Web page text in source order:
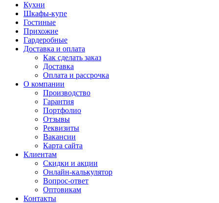
Кухни
Шкафы-купе
Гостиные
Прихожие
Гардеробные
Доставка и оплата
Как сделать заказ
Доставка
Оплата и рассрочка
О компании
Производство
Гарантия
Портфолио
Отзывы
Реквизиты
Вакансии
Карта сайта
Клиентам
Скидки и акции
Онлайн-калькулятор
Вопрос-ответ
Оптовикам
Контакты